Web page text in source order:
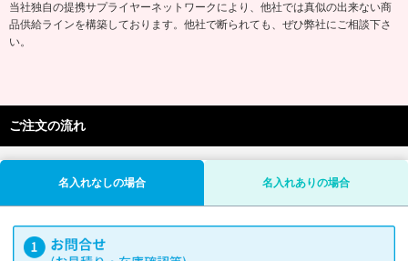
当社独自の提携サプライヤーネットワークにより、他社では真似の出来ない商
品供給ラインを構築しております。他社で断られても、ぜひ弊社にご相談下さ
い。
ご注文の流れ
名入れなしの場合 名入れありの場合